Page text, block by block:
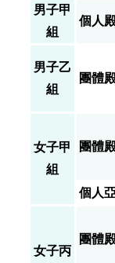
男子甲
組
個人
男子乙
組
團體
女子甲
組
團體
個人
女子丙
團體